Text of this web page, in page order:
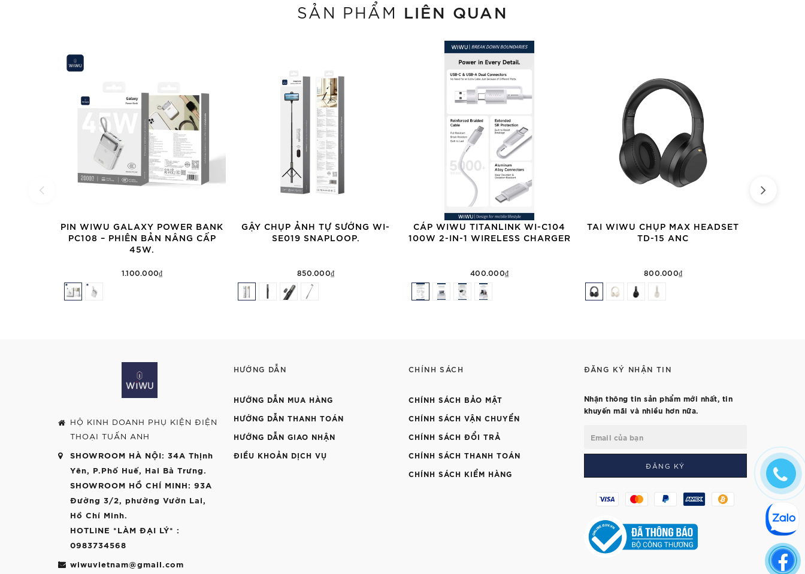
SẢN PHẨM LIÊN QUAN
PIN WIWU GALAXY POWER BANK
PC108 – PHIÊN BẢN NÂNG CẤP
45W.
1.100.000₫
GẬY CHỤP ẢNH TỰ SƯỚNG WI-
SE019 SNAPLOOP.
850.000₫
CÁP WIWU TITANLINK WI-C104
100W 2-IN-1 WIRELESS CHARGER
400.000₫
TAI WIWU CHỤP MAX HEADSET
TD-15 ANC
800.000₫
HỘ KINH DOANH PHỤ KIỆN ĐIỆN
THOẠI TUẤN ANH
SHOWROOM HÀ NỘI: 34A Thịnh
Yên, P.Phố Huế, Hai Bà Trưng.
SHOWROOM HỒ CHÍ MINH: 93A
Đường 3/2, phường Vườn Lai,
Hồ Chí Minh.
HOTLINE *LÀM ĐẠI LÝ* :
0983734568
wiwuvietnam@gmail.com
HƯỚNG DẪN
HƯỚNG DẪN MUA HÀNG
HƯỚNG DẪN THANH TOÁN
HƯỚNG DẪN GIAO NHẬN
ĐIỀU KHOẢN DỊCH VỤ
CHÍNH SÁCH
CHÍNH SÁCH BẢO MẬT
CHÍNH SÁCH VẬN CHUYỂN
CHÍNH SÁCH ĐỔI TRẢ
CHÍNH SÁCH THANH TOÁN
CHÍNH SÁCH KIỂM HÀNG
ĐĂNG KÝ NHẬN TIN
Nhận thông tin sản phẩm mới nhất, tin
khuyến mãi và nhiều hơn nữa.
ĐĂNG KÝ